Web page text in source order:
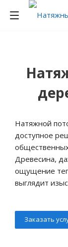
Натяжной
доступное
Древесина,
ощущение
выглядит
Заказать